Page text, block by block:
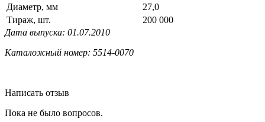
Диаметр, мм
27,0
Тираж, шт.
200 000
Дата выпуска: 01.07.2010
Каталожный номер: 5514-0070
Написать отзыв
Пока не было вопросов.